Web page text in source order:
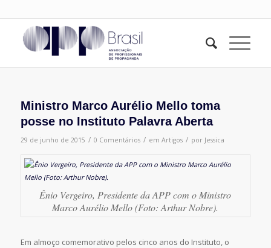
Ministro Marco Aurélio Mello toma
posse no Instituto Palavra Aberta
29 de junho de 2015 / 0 Comentários / em Artigos / por Jessica
Ênio Vergeiro, Presidente da APP com o Ministro
Marco Aurélio Mello (Foto: Arthur Nobre).
Em almoço comemorativo pelos cinco anos do Instituto, o